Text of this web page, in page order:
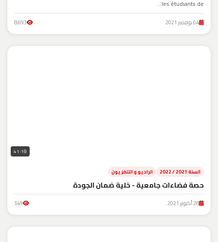
les étudiants de...
04 نوفمبر 2021 8,693
41:19
السنة 2021 / 2022 الراديو و التلفزيون
حصة فضاءات جامعية - خلية ضمان الجودة
28 أكتوبر 2021 349